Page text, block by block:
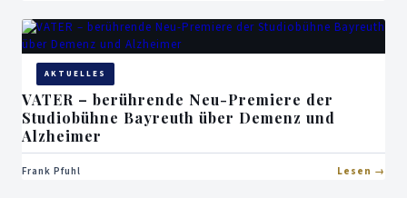
AKTUELLES
VATER – berührende Neu-Premiere der
Studiobühne Bayreuth über Demenz und
Alzheimer
Frank Pfuhl Lesen